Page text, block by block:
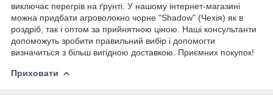
виключає перегрів на ґрунті. У нашому інтернет-магазині
можна придбати агроволокно чорне "Shadow" (Чехія) як в
роздріб, так і оптом за прийнятною ціною. Наші консультанти
допоможуть зробити правильний вибір і допомогти
визначиться з більш вигідною доставкою. Приємних покупок!
Приховати